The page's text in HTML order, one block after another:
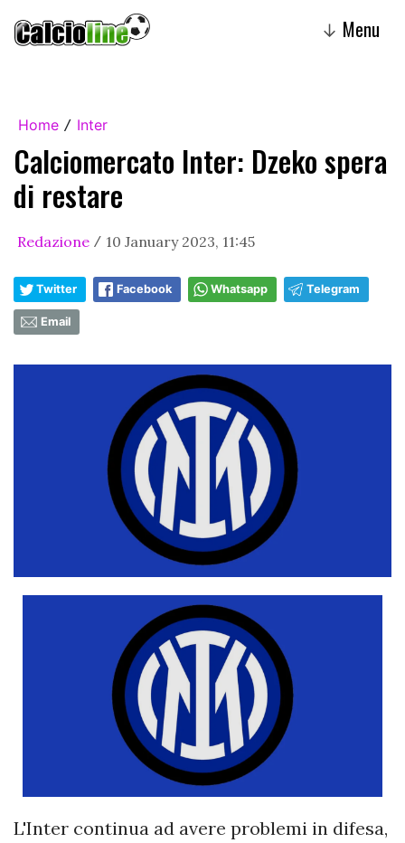
↓ Menu
Home / Inter
Calciomercato Inter: Dzeko spera
di restare
Redazione / 10 January 2023, 11:45
Twitter Facebook Whatsapp Telegram
Email
L'Inter continua ad avere problemi in difesa,